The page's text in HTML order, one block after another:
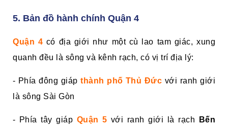
5. Bản đồ hành chính Quận 4
Quận 4 có địa giới như một cù lao tam giác, xung
quanh đều là sông và kênh rạch, có vị trí địa lý:
- Phía đông giáp thành phố Thủ Đức với ranh giới
là sông Sài Gòn
- Phía tây giáp Quận 5 với ranh giới là rạch
Bến